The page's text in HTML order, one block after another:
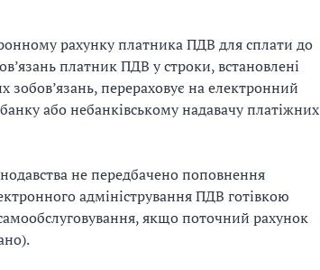
рахунку платника ПДВ для сплати до
платник ПДВ у строки, встановлені
зобов’язань, перераховує на електронний
або небанківському надавачу платіжних
не передбачено поповнення
адміністрування ПДВ готівкою
якщо поточний рахунок